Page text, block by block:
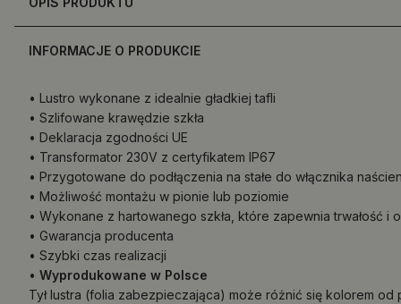
INFORMACJE O PRODUKCIE
• Lustro wykonane z idealnie gładkiej tafli
• Szlifowane krawędzie szkła
• Deklaracja zgodności UE
• Transformator 230V z certyfikatem IP67
• Przygotowane do podłączenia na stałe do włącznika
• Możliwość montażu w pionie lub poziomie
• Wykonane z hartowanego szkła, które zapewnia trwałość i
• Gwarancja producenta
• Szybki czas realizacji
• Wyprodukowane w Polsce
Tył lustra (folia zabezpieczająca) może różnić się kolorem